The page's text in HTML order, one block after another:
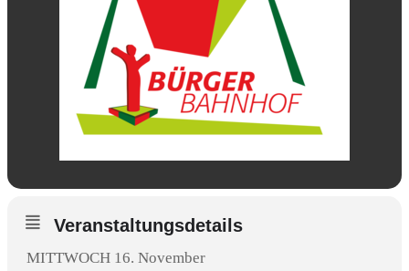
Veranstaltungsdetails
MITTWOCH 16. November